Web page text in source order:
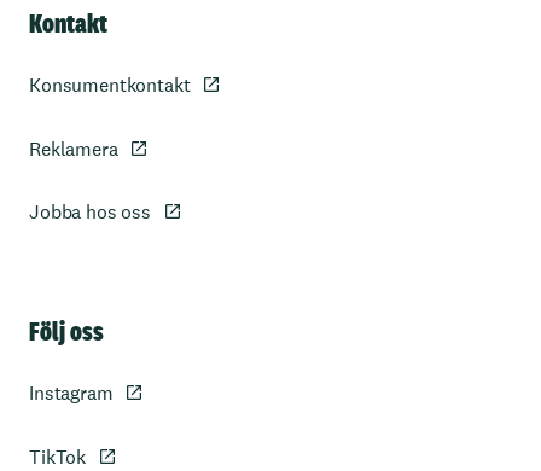
Kontakt
Konsumentkontakt
Reklamera
Jobba hos oss
Följ oss
Instagram
TikTok